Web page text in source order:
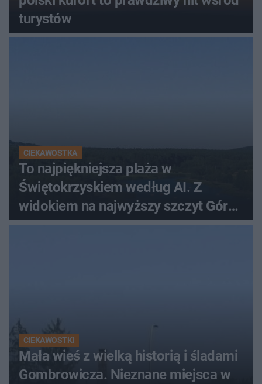
turystów
CIEKAWOSTKA
To najpiękniejsza plaża w
Świętokrzyskiem według AI. Z
widokiem na najwyższy szczyt Gór
Świętokrzyskich
CIEKAWOSTKI
Mała wieś z wielką historią i śladami
Gombrowicza. Nieznane miejsca w